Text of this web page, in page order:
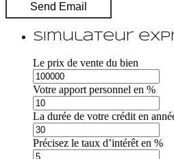
Simulateur
Le prix de vente du bien
Votre apport personnel en %
La durée de votre crédit en
Précisez le taux d’intérêt en %